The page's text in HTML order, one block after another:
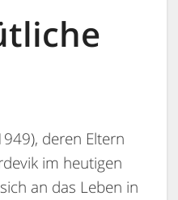
deren Eltern
im heutigen
an das Leben in